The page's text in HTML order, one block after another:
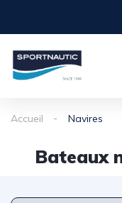
Accueil Navires
Bateaux